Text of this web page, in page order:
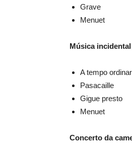
Grave
Menuet
Música
A tempo
Pasacaille
Gigue presto
Menuet
Concerto da